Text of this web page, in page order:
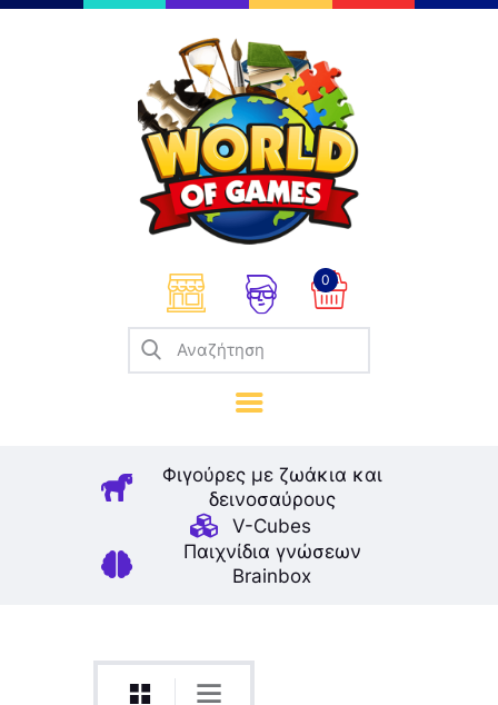
0
Φιγούρες με ζωάκια και
δεινοσαύρους
V-Cubes
Παιχνίδια γνώσεων
Brainbox
Επιτραπέζια
Παζλ
Παιχνίδια Καρτών
Σπαζοκεφαλιές
Κατασκευές
Καλλιτεχνικά
Μοντελισμός
Βιβλία
Παιχνίδια Ρόλων